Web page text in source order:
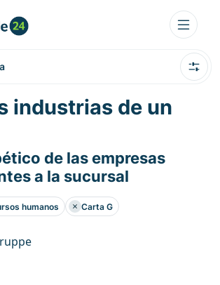
industrias de un
de las empresas
a la sucursal
humanos Carta G